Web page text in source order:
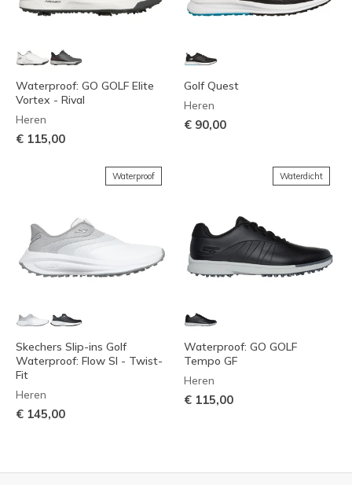
Waterproof: GO GOLF Elite
Vortex - Rival
Heren
€ 115,00
Golf Quest
Heren
€ 90,00
Waterproof
Skechers Slip-ins Golf
Waterproof: Flow SI - Twist-
Fit
Heren
€ 145,00
Waterdicht
Waterproof: GO GOLF
Tempo GF
Heren
€ 115,00